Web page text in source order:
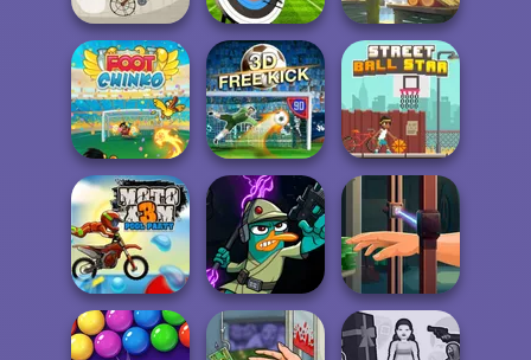
Biker Street
Archery World
Tour
Moto Maniac
Foot Chinko 3D Free Kick Street Ball Star